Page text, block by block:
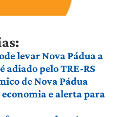
levar Nova Pádua a
adiado pelo TRE-RS
de Nova Pádua
e alerta para